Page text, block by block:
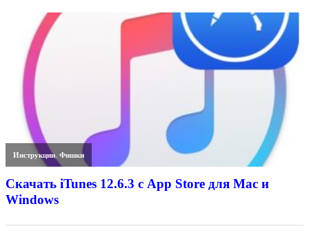
Инструкции,Фишки
Скачать iTunes 12.6.3 с App Store для Mac и
Windows